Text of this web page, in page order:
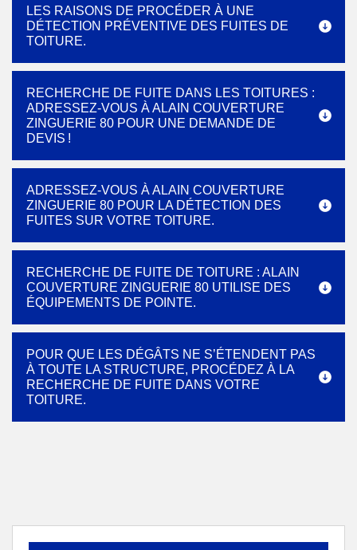
LES RAISONS DE PROCÉDER À UNE
DÉTECTION PRÉVENTIVE DES FUITES DE
TOITURE.
RECHERCHE DE FUITE DANS LES TOITURES :
ADRESSEZ-VOUS À ALAIN COUVERTURE
ZINGUERIE 80 POUR UNE DEMANDE DE
DEVIS !
ADRESSEZ-VOUS À ALAIN COUVERTURE
ZINGUERIE 80 POUR LA DÉTECTION DES
FUITES SUR VOTRE TOITURE.
RECHERCHE DE FUITE DE TOITURE : ALAIN
COUVERTURE ZINGUERIE 80 UTILISE DES
ÉQUIPEMENTS DE POINTE.
POUR QUE LES DÉGÂTS NE S’ÉTENDENT PAS
À TOUTE LA STRUCTURE, PROCÉDEZ À LA
RECHERCHE DE FUITE DANS VOTRE
TOITURE.